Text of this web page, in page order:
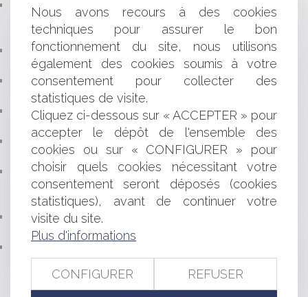
L’IMPLANTATION D’ÉOLIENNES PEUT-ELLE ÊTRE
CONSIDÉRÉE COMME UN TROUBLE ANORMAL DU
VOISINAGE ?
LA SURVEILLANCE PAR DRONES DE PARIS EST
ILLÉGALE
LOI DE FINANCES 2021 : QUELLES MESURES POUR
LES PARTICULIERS ?
RÈGLEMENT DU PRIX D’ADJUDICATION : APRÈS
L’HEURE, C’EST TOUJOURS L’HEURE… !
APPLICATION DE LA JURISPRUDENCE CZABAJ AU
REJET IMPLICITE D'UN RECOURS GRACIEUX
MORT NUMÉRIQUE : QUE DEVIENNENT LES
DONNÉES D'UNE PERSONNE SUR LES RÉSEAUX
SOCIAUX APRÈS SON DÉCÈS ?
CESSATION DES PAIEMENTS, RÉSERVES DE CRÉDIT ET
AVANCES EN COMPTE COURANT
INDÉPENDANTS : QUELLE ASSIETTE RETENIR POUR
ASSUJETTIR LES DIVIDENDES À COTISATIONS SOCIALES
Nous avons recours à des cookies
techniques pour assurer le bon
fonctionnement du site, nous utilisons
également des cookies soumis à votre
consentement pour collecter des
statistiques de visite.
Cliquez ci-dessous sur « ACCEPTER » pour
accepter le dépôt de l'ensemble des
cookies ou sur « CONFIGURER » pour
choisir quels cookies nécessitant votre
consentement seront déposés (cookies
statistiques), avant de continuer votre
visite du site.
Plus d'informations
CONFIGURER REFUSER